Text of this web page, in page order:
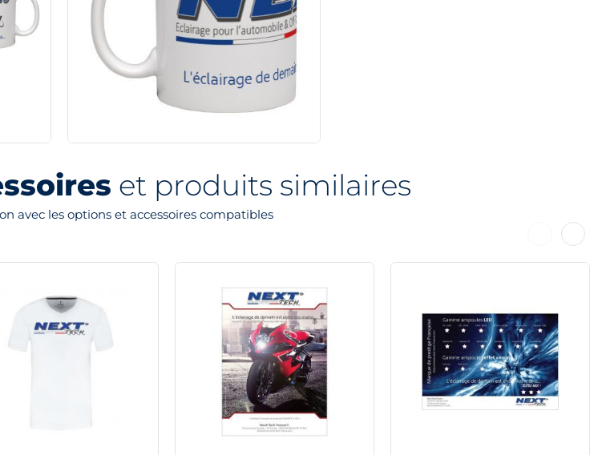
et produits similaires
avec les options et accessoires compatibles
Précédent